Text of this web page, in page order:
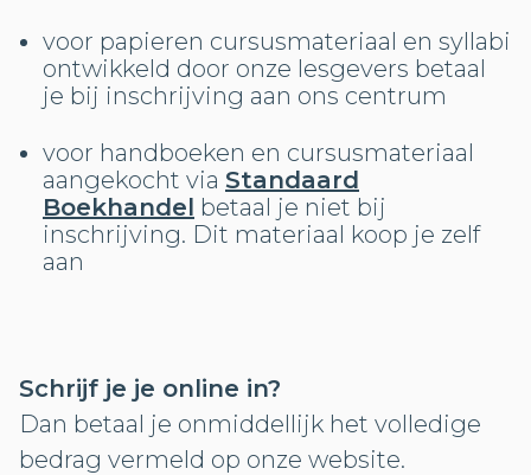
voor papieren cursusmateriaal en syllabi
ontwikkeld door onze lesgevers betaal
je bij inschrijving aan ons centrum
voor handboeken en cursusmateriaal
aangekocht via Standaard
Boekhandel betaal je niet bij
inschrijving. Dit materiaal koop je zelf
aan
Schrijf je je online in?
Dan betaal je onmiddellijk het volledige
bedrag vermeld op onze website.